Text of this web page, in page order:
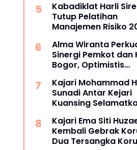
Universitas
Buka Peluang
Kejaksaan RI
Pendidikan Doktor
Hukum
Kabadiklat Harli
Tutup Pelatihan
Manajemen Risiko
Agen Perubahan di
Satker Kejaksaan
Alma Wiranta
Sinergi Pemkot dan
Bogor, Optimistis
Perdata Tanpa
Daerah
Kajari Mohammad
Sunadi Antar Kejari
Kuansing
Rp74,97 Miliar
Kajari Ema Siti
Kembali Gebrak
Dua Tersangka